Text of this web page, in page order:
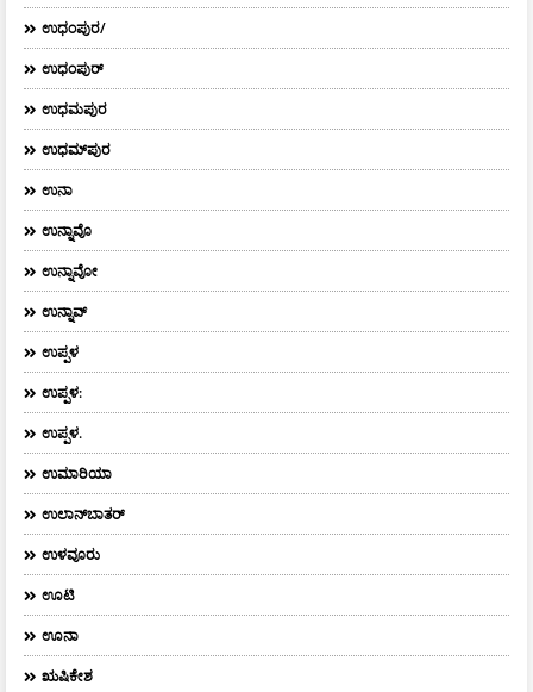
ಉಧಂಪುರ/
ಉಧಂಪುರ್
ಉಧಮಪುರ
ಉಧಮ್‌ಪುರ
ಉನಾ
ಉನ್ನಾವೊ
ಉನ್ನಾವೋ
ಉನ್ನಾವ್
ಉಪ್ಪಳ
ಉಪ್ಪಳ:
ಉಪ್ಪಳ.
ಉಮಾರಿಯಾ
ಉಲಾನ್‌ಬಾತರ್
ಉಳವೂರು
ಊಟಿ
ಊನಾ
ಋಷಿಕೇಶ